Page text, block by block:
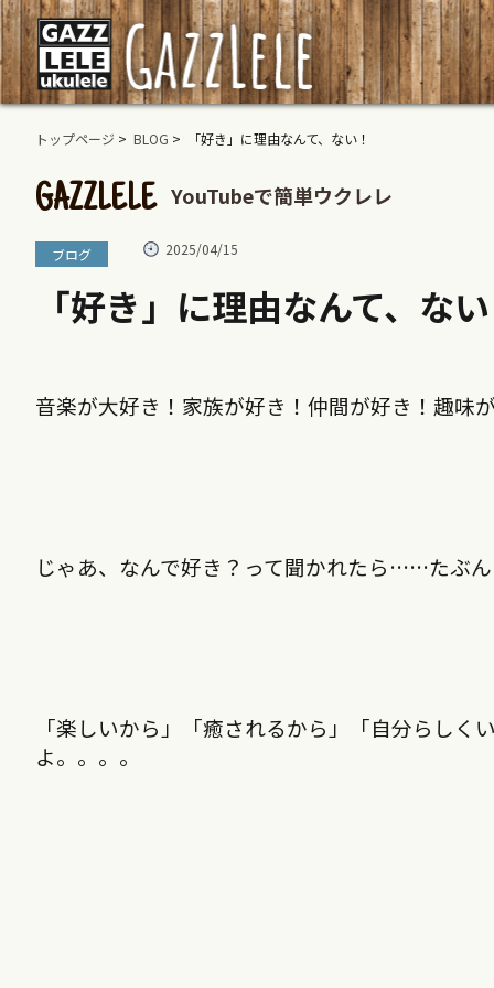
トップページ > BLOG > 「好き」に理由なんて、ない！
GAZZLELE YouTubeで簡単ウクレレ
ブログ 2025/04/15
「好き」に理由なんて、な
音楽が大好き！家族が好き！仲間が好き！趣味
じゃあ、なんで好き？って聞かれたら……たぶ
「楽しいから」「癒されるから」「自分らし
よ。。。。